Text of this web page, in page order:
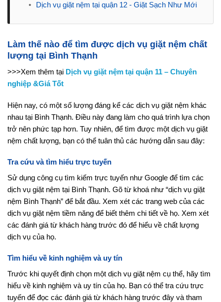
•
Dịch vụ giặt nệm tại quận 12 - Giặt Sạch Như Mới
Làm thế nào để tìm được dịch vụ giặt nệm chất
lượng tại Bình Thạnh
>>>Xem thêm tại Dịch vụ giặt nệm tại quận 11 – Chuyên
nghiệp &Giá Tốt
Hiện nay, có một số lượng đáng kể các dịch vụ giặt nệm khác
nhau tại Bình Thạnh. Điều này đang làm cho quá trình lựa chọn
trở nên phức tạp hơn. Tuy nhiên, để tìm được một dịch vụ giặt
nệm chất lượng, bạn có thể tuân thủ các hướng dẫn sau đây:
Tra cứu và tìm hiểu trực tuyến
Sử dụng công cụ tìm kiếm trực tuyến như Google để tìm các
dịch vụ giặt nệm tại Bình Thạnh. Gõ từ khoá như “dịch vụ giặt
nệm Bình Thạnh” để bắt đầu. Xem xét các trang web của các
dịch vụ giặt nệm tiềm năng để biết thêm chi tiết về họ. Xem xét
các đánh giá từ khách hàng trước đó để hiểu về chất lượng
dịch vụ của họ.
Tìm hiểu về kinh nghiệm và uy tín
Trước khi quyết định chọn một dịch vụ giặt nệm cụ thể, hãy tìm
hiểu về kinh nghiệm và uy tín của họ. Bạn có thể tra cứu trực
tuyến để đọc các đánh giá từ khách hàng trước đây và tham